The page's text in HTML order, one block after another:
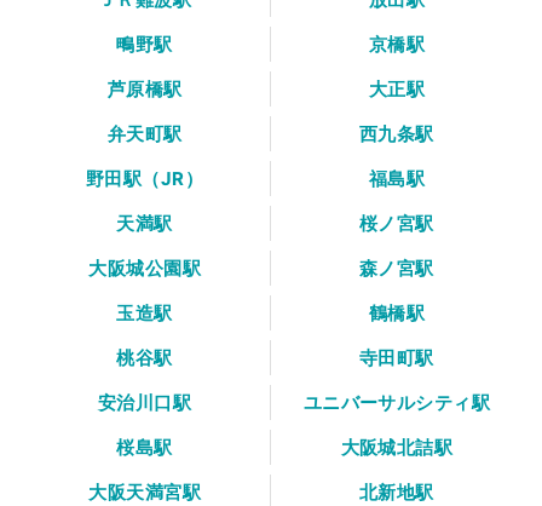
鴫野駅
京橋駅
芦原橋駅
大正駅
弁天町駅
西九条駅
野田駅（JR）
福島駅
天満駅
桜ノ宮駅
大阪城公園駅
森ノ宮駅
玉造駅
鶴橋駅
桃谷駅
寺田町駅
安治川口駅
ユニバーサルシティ駅
桜島駅
大阪城北詰駅
大阪天満宮駅
北新地駅